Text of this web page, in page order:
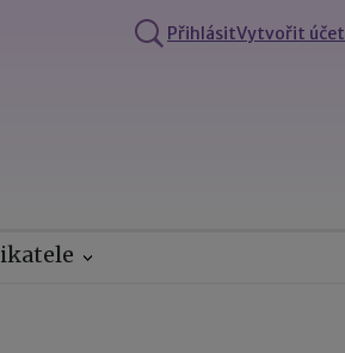
PřihlásitVytvořit účet